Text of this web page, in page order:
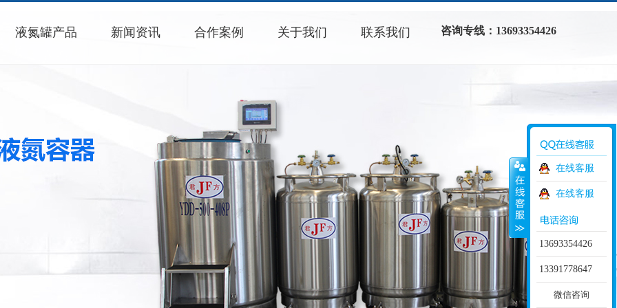
液氮罐产品 新闻资讯 合作案例 关于我们 联系我们 咨询专线：13693354426
在线客服
在线客服
13693354426
13391778647
微信咨询